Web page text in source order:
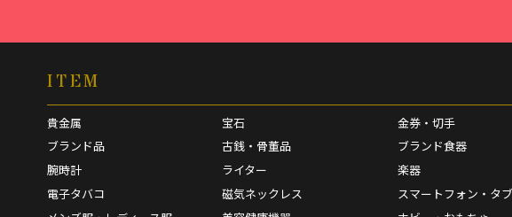
ITEM
貴金属
ブランド品
腕時計
電子タバコ
宝石
古銭・骨董品
ライター
磁気ネックレス
金券・切手
ブランド食器
楽器
スマートフォン・タ